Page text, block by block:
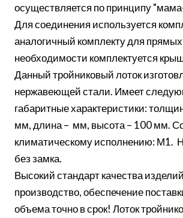
осуществляется по принципу
Для соединения используется
аналогичный комплекту для
необходимости комплектуется
Данный тройниковый лоток
нержавеющей стали. Имеет
габаритные характеристики:
мм, длина – мм, высота – 100 мм.
климатическому исполнению: М1.
без замка.
Высокий стандарт качества
производство, обеспечение
объема точно в срок! Лоток